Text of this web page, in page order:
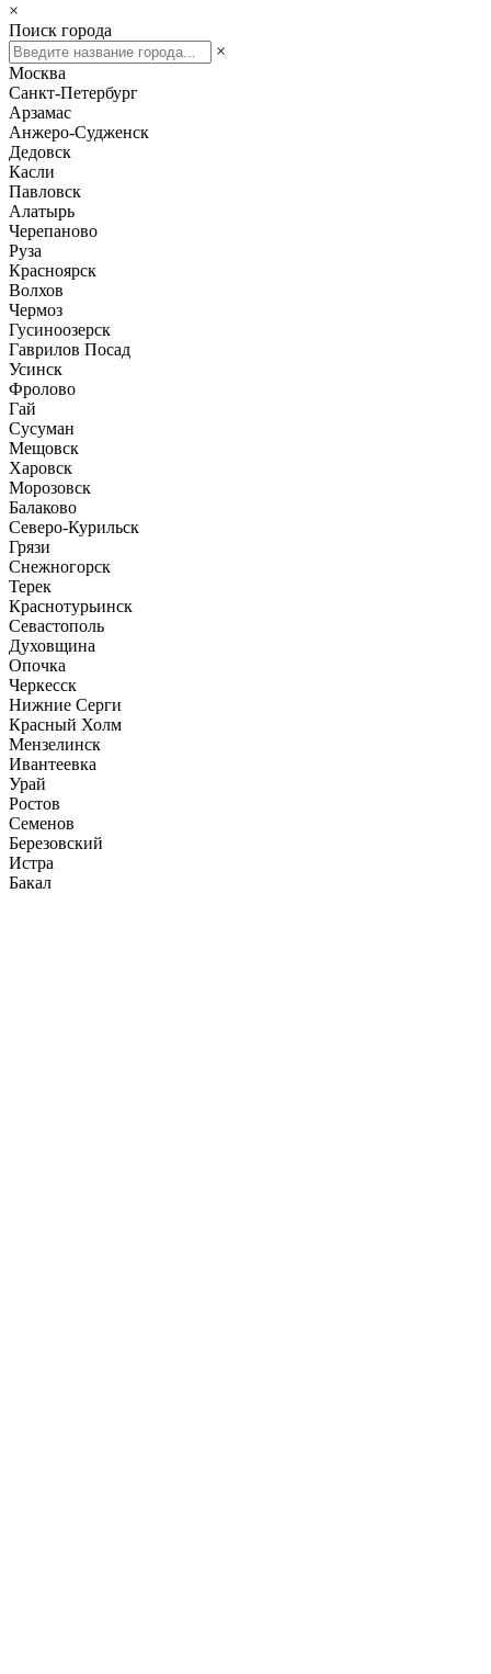
×
Поиск города
×
Москва
Санкт-Петербург
Арзамас
Анжеро-Судженск
Дедовск
Касли
Павловск
Алатырь
Черепаново
Руза
Красноярск
Волхов
Чермоз
Гусиноозерск
Гаврилов Посад
Усинск
Фролово
Гай
Сусуман
Мещовск
Харовск
Морозовск
Балаково
Северо-Курильск
Грязи
Снежногорск
Терек
Краснотурьинск
Севастополь
Духовщина
Опочка
Черкесск
Нижние Серги
Красный Холм
Мензелинск
Ивантеевка
Урай
Ростов
Семенов
Березовский
Истра
Бакал